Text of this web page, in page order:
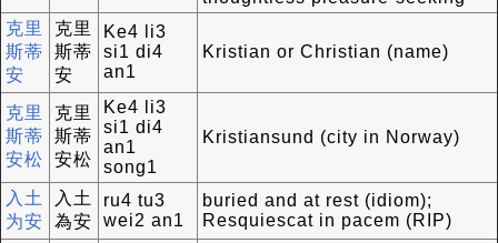
克里
斯蒂
安
克里
斯蒂
安
Ke4 li3
si1 di4
an1
Kristian or Christian (name)
克里
斯蒂
安松
克里
斯蒂
安松
Ke4 li3
si1 di4
an1
song1
Kristiansund (city in Norway)
入土
为安
入土
為安
ru4 tu3
wei2 an1
buried and at rest (idiom);
Resquiescat in pacem (RIP)